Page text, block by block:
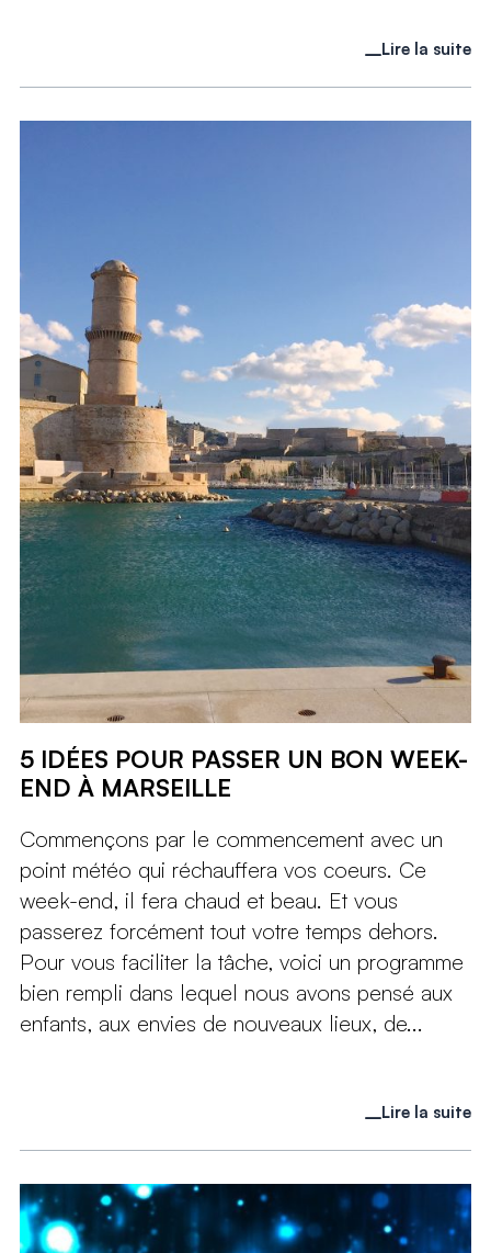
Lire la suite
5 IDÉES POUR PASSER UN BON WEEK-
END À MARSEILLE
Commençons par le commencement avec un
point météo qui réchauffera vos coeurs. Ce
week-end, il fera chaud et beau. Et vous
passerez forcément tout votre temps dehors.
Pour vous faciliter la tâche, voici un programme
bien rempli dans lequel nous avons pensé aux
enfants, aux envies de nouveaux lieux, de...
Lire la suite